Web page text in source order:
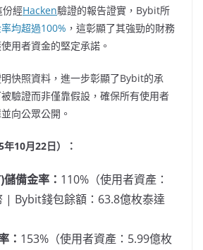
份經Hacken驗證的報告證實，Bybit所
均超過100% ，這彰顯了其強勁的財務
用者資金的堅定承諾。
快照資料，進一步彰顯了Bybit的承
驗證而非僅靠假設，確保所有使用者
向公眾公開。
年10月22日）：
儲備金率： 110%（使用者資產：
| Bybit錢包餘額：63.8億枚泰達
： 153%（使用者資產：5.99億枚